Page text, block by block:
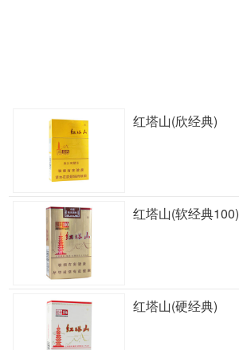
红塔山(欣经典)
红塔山(软经典100)
红塔山(硬经典)